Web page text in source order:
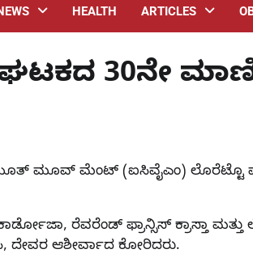
HEALTH ARTICLES
30ನೇ
ಮೂವ್ ಮೆಂಟ್ (ಐಸಿವೈಎಂ) ಲೊರೆಟ್ಟೊ
ರೆವರೆಂಡ್ ಫ್ರಾನ್ಸಿಸ್ ಕ್ರಾಸ್ತಾ
ಆಶೀರ್ವಾದ ಕೋರಿದರು.